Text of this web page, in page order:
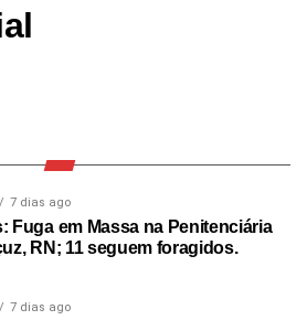
7 dias ago
Fuga em Massa na Penitenciária
RN; 11 seguem foragidos.
7 dias ago